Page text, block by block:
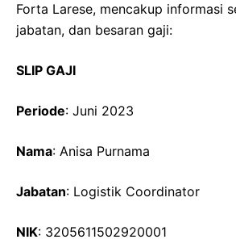
Forta Larese, mencakup informasi
jabatan, dan besaran gaji:
SLIP GAJI
Periode: Juni 2023
Nama: Anisa Purnama
Jabatan: Logistik Coordinator
NIK: 3205611502920001